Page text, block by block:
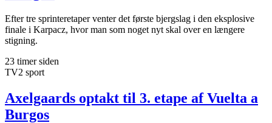
Efter tre sprinteretaper venter det første bjergslag i den eksplosive
finale i Karpacz, hvor man som noget nyt skal over en længere
stigning.
23 timer siden
TV2 sport
Axelgaards optakt til 3. etape af Vuelta a
Burgos